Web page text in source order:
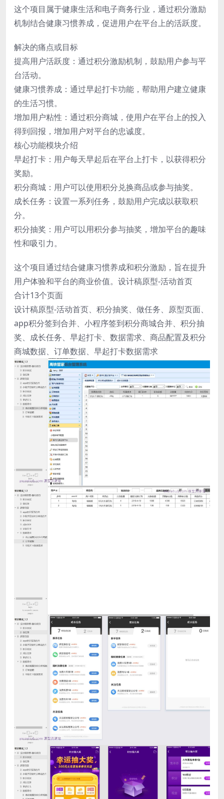
这个项目属于健康生活和电子商务行业，通过积分激励
机制结合健康习惯养成，促进用户在平台上的活跃度。
解决的痛点或目标
提高用户活跃度：通过积分激励机制，鼓励用户参与平
台活动。
健康习惯养成：通过早起打卡功能，帮助用户建立健康
的生活习惯。
增加用户粘性：通过积分商城，使用户在平台上的投入
得到回报，增加用户对平台的忠诚度。
核心功能模块介绍
早起打卡：用户每天早起后在平台上打卡，以获得积分
奖励。
积分商城：用户可以使用积分兑换商品或参与抽奖。
成长任务：设置一系列任务，鼓励用户完成以获取积
分。
积分抽奖：用户可以用积分参与抽奖，增加平台的趣味
性和吸引力。
这个项目通过结合健康习惯养成和积分激励，旨在提升
用户体验和平台的商业价值。设计稿原型-活动首页
合计13个页面
设计稿原型-活动首页、积分抽奖、做任务、原型页面、
app积分签到合并、小程序签到积分商城合并、积分抽
奖、成长任务、早起打卡、数据需求、商品配置及积分
商城数据、订单数据、早起打卡数据需求